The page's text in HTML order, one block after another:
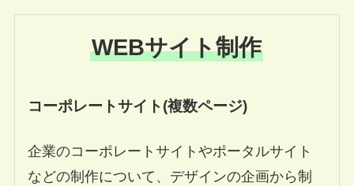
WEBサイト制作
コーポレートサイト(複数ページ)
企業のコーポレートサイトやポータルサイト
などの制作について、デザインの企画から制